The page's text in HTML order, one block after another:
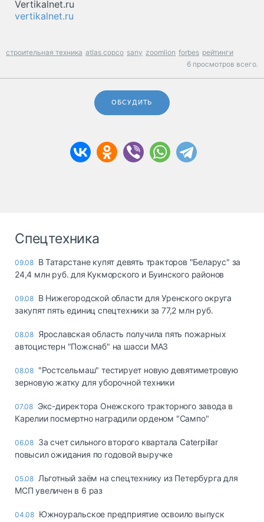
Vertikalnet.ru
vertikalnet.ru
строительная техника atlas copco sany zoomlion forbes рейтинги
6 просмотров всего.
ОБСУДИТЬ
Спецтехника
09.08 В Татарстане купят девять тракторов "Беларус" за
24,4 млн руб. для Кукморского и Буинского районов
09.08 В Нижегородской области для Уренского округа
закупят пять единиц спецтехники за 77,2 млн руб.
08.08 Ярославская область получила пять пожарных
автоцистерн "Пожснаб" на шасси МАЗ
08.08 "Ростсельмаш" тестирует новую девятиметровую
зерновую жатку для уборочной техники
07.08 Экс-директора Онежского тракторного завода в
Карелии посмертно наградили орденом "Сампо"
06.08 За счет сильного второго квартала Caterpillar
повысил ожидания по годовой выручке
05.08 Льготный заём на спецтехнику из Петербурга для
МСП увеличен в 6 раз
04.08 Южноуральское предприятие освоило выпуск